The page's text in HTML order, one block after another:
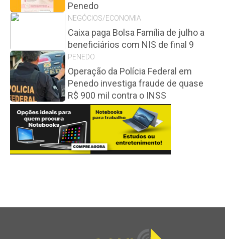
Penedo
NEGÓCIOS/ECONOMIA
Caixa paga Bolsa Família de julho a
beneficiários com NIS de final 9
PENEDO
Operação da Polícia Federal em
Penedo investiga fraude de quase
R$ 900 mil contra o INSS